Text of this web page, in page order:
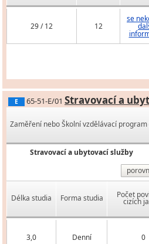
29 / 12 12
se
E 65-51-E/01 Stravovací a
Zaměření nebo Školní vzdělávací program
Stravovací a ubytovací služby
Délka studia Forma studia Počet
cizích
3,0 Denní 0